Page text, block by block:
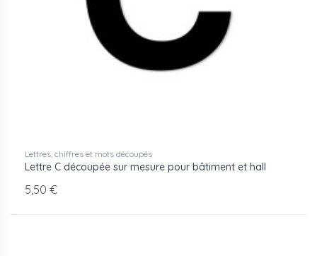
Lettres, chiffres et mots découpés
Lettre C découpée sur mesure pour bâtiment et hall
5,50 €